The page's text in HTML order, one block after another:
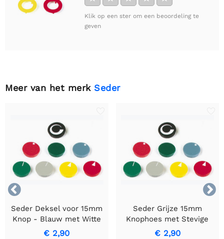
Klik op een ster om een beoordeling te
geven
Meer van het merk Seder


Seder Deksel voor 15mm
Knop - Blauw met Witte
Lijn
€ 2,90
Seder Grijze 15mm
Knophoes met Stevige
Grip en Duurzaamheid
€ 2,90